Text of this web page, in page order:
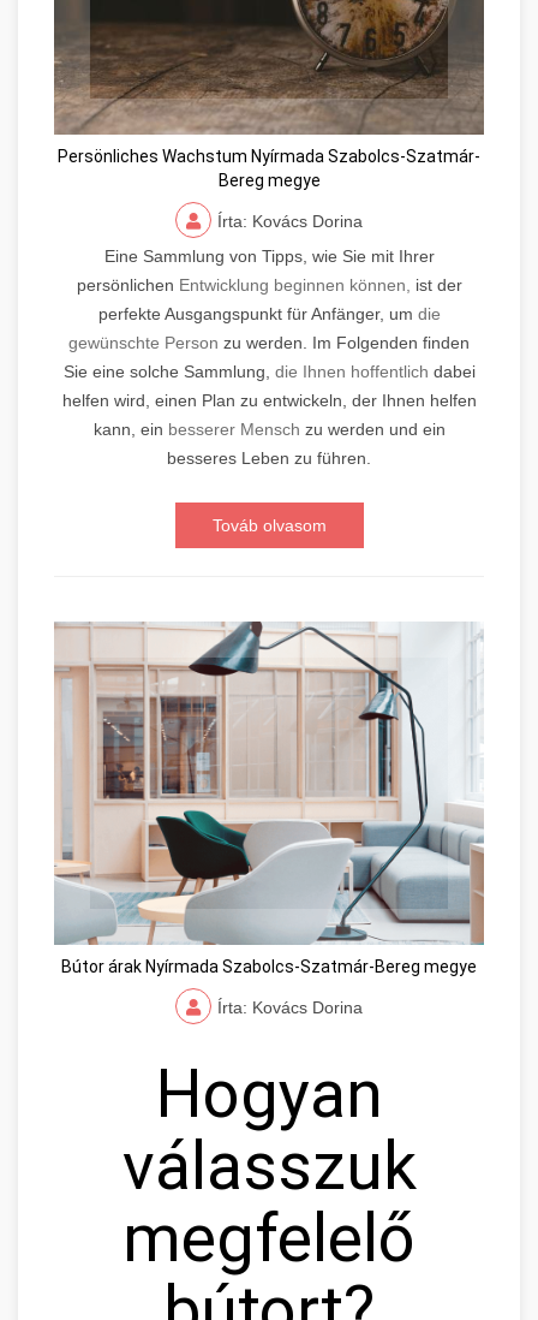
Persönliches Wachstum Nyírmada Szabolcs-Szatmár-
Bereg megye
Írta: Kovács Dorina
Eine Sammlung von Tipps, wie Sie mit Ihrer
persönlichen Entwicklung beginnen können, ist der
perfekte Ausgangspunkt für Anfänger, um die
gewünschte Person zu werden. Im Folgenden finden
Sie eine solche Sammlung, die Ihnen hoffentlich dabei
helfen wird, einen Plan zu entwickeln, der Ihnen helfen
kann, ein besserer Mensch zu werden und ein
besseres Leben zu führen.
Továb olvasom
Bútor árak Nyírmada Szabolcs-Szatmár-Bereg megye
Írta: Kovács Dorina
Hogyan
válasszuk
megfelelő